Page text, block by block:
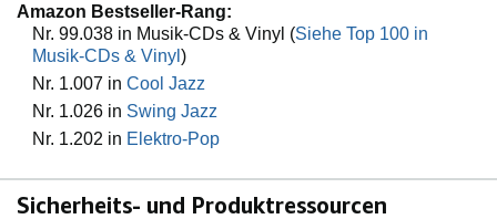
Amazon Bestseller-Rang:
Nr. 99.038 in Musik-CDs & Vinyl (Siehe Top 100 in
Musik-CDs & Vinyl )
Nr. 1.007 in Cool Jazz
Nr. 1.026 in Swing Jazz
Nr. 1.202 in Elektro-Pop
Sicherheits- und Produktressourcen